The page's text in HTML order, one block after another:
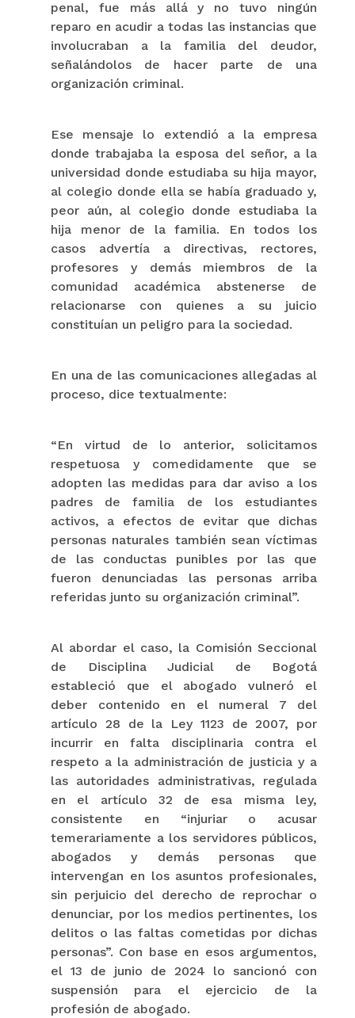
penal, fue más allá y no tuvo ningún
reparo en acudir a todas las instancias que
involucraban a la familia del deudor,
señalándolos de hacer parte de una
organización criminal.
Ese mensaje lo extendió a la empresa
donde trabajaba la esposa del señor, a la
universidad donde estudiaba su hija mayor,
al colegio donde ella se había graduado y,
peor aún, al colegio donde estudiaba la
hija menor de la familia. En todos los
casos advertía a directivas, rectores,
profesores y demás miembros de la
comunidad académica abstenerse de
relacionarse con quienes a su juicio
constituían un peligro para la sociedad.
En una de las comunicaciones allegadas al
proceso, dice textualmente:
“En virtud de lo anterior, solicitamos
respetuosa y comedidamente que se
adopten las medidas para dar aviso a los
padres de familia de los estudiantes
activos, a efectos de evitar que dichas
personas naturales también sean víctimas
de las conductas punibles por las que
fueron denunciadas las personas arriba
referidas junto su organización criminal”.
Al abordar el caso, la Comisión Seccional
de Disciplina Judicial de Bogotá
estableció que el abogado vulneró el
deber contenido en el numeral 7 del
artículo 28 de la Ley 1123 de 2007, por
incurrir en falta disciplinaria contra el
respeto a la administración de justicia y a
las autoridades administrativas, regulada
en el artículo 32 de esa misma ley,
consistente en “injuriar o acusar
temerariamente a los servidores públicos,
abogados y demás personas que
intervengan en los asuntos profesionales,
sin perjuicio del derecho de reprochar o
denunciar, por los medios pertinentes, los
delitos o las faltas cometidas por dichas
personas”. Con base en esos argumentos,
el 13 de junio de 2024 lo sancionó con
suspensión para el ejercicio de la
profesión de abogado.